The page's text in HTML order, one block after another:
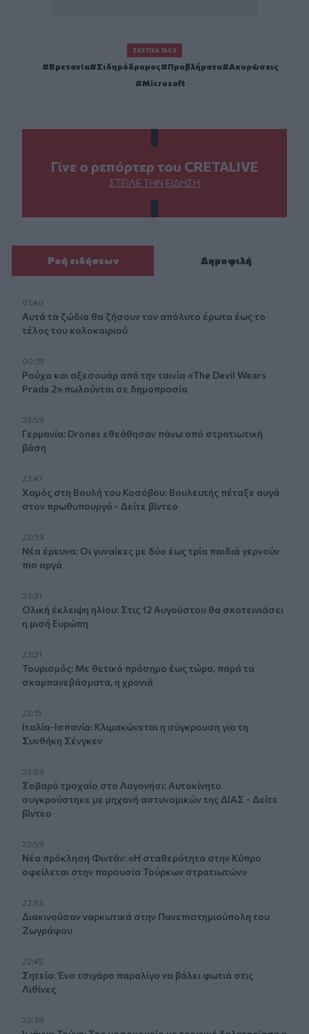
ΣΧΕΤΙΚΆ TAGS
Βρετανία Σιδηρόδρομος Προβλήματα
Ακυρώσεις
Microsoft
Γίνε ο ρεπόρτερ του CRETALIVE
ΣΤΕΊΛΕ ΤΗΝ ΕΊΔΗΣΗ
Ροή ειδήσεων Δημοφιλή
01:40
Αυτά τα ζώδια θα ζήσουν τον απόλυτο έρωτα έως το
τέλος του καλοκαιριού
00:35
Ρούχα και αξεσουάρ από την ταινία «The Devil Wears
Prada 2» πωλούνται σε δημοπρασία
23:59
Γερμανία: Drones εθεάθησαν πάνω από στρατιωτική
βάση
23:47
Χαμός στη Βουλή του Κοσόβου: Βουλευτής πέταξε αυγά
στον πρωθυπουργό - Δείτε βίντεο
23:39
Νέα έρευνα: Οι γυναίκες με δύο έως τρία παιδιά γερνούν
πιο αργά
23:31
Ολική έκλειψη ηλίου: Στις 12 Αυγούστου θα σκοτεινιάσει
η μισή Ευρώπη
23:21
Τουρισμός: Με θετικό πρόσημο έως τώρα, παρά τα
σκαμπανεβάσματα, η χρονιά
23:15
Ιταλία-Ισπανία: Κλιμακώνεται η σύγκρουση για τη
Συνθήκη Σένγκεν
23:09
Σοβαρό τροχαίο στο Λαγονήσι: Αυτοκίνητο
συγκρούστηκε με μηχανή αστυνομικών της ΔΙΑΣ - Δείτε
βίντεο
22:59
Νέα πρόκληση Φιντάν: «Η σταθερότητα στην Κύπρο
οφείλεται στην παρουσία Τούρκων στρατιωτών»
22:53
Διακινούσαν ναρκωτικά στην Πανεπιστημιούπολη του
Ζωγράφου
22:45
Σητεία: Ένα τσιγάρο παραλίγο να βάλει φωτιά στις
Λιθίνες
22:38